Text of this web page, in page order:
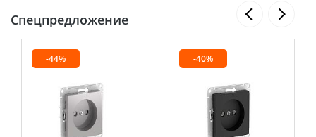
Спецпредложение
-44% -40%